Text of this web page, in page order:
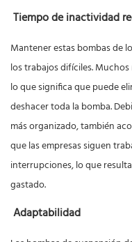
Tiempo de inactividad
Mantener estas bombas de
los trabajos difíciles.
lo que significa que puede
deshacer toda la bomba.
más organizado, también
que las empresas siguen
interrupciones, lo que
gastado.
Adaptabilidad